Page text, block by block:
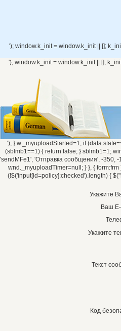
'); window.k_init = window.k_init || [];
'); window.k_init = window.k_init || [];
'); } w._myuploadStarted=1; if
(sblmb1==1) { return false; } sblmb1=1;
'sendMFe1', 'Отправка сообщения', -350,
wnd._myuploadTimer=null; } }, {
(!$('input[id=policy]:checked').length) {
Укажите
Ваш E-
Укажите
Текст
Код